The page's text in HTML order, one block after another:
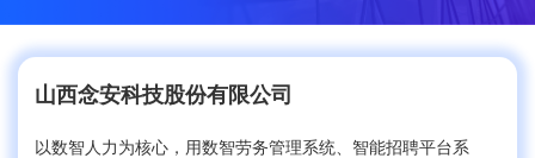
灯塔云SaaS
专注人力资源行业10年，是数智化人力综合服务商。2023年荣获高
山西念安科技股份有限公司
以数智人力为核心，用数智劳务管理系统、智能招聘平台系